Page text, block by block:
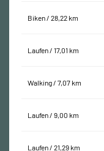
Biken / 28,22 km
Laufen / 17,01 km
Walking / 7,07 km
Laufen / 9,00 km
Laufen / 21,29 km